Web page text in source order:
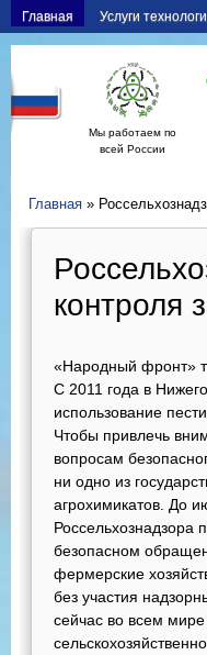
Главная Услуги
Мы работаем по
всей России
Главная »
контроля
«Народный фронт»
С 2011 года в
использование
Чтобы привлечь
вопросам
ни одно из
агрохимикатов. До
Россельхознадзора
безопасном
фермерские
без участия
сейчас во всем